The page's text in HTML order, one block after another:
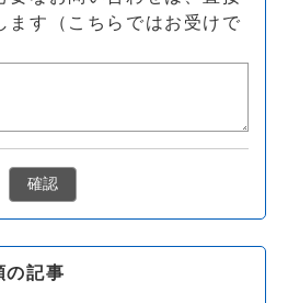
ます（こちらではお受けで
確認
の記事